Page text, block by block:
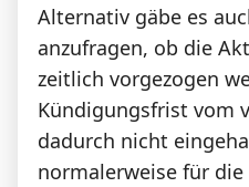
Alternativ gäbe es
anzufragen, ob die
zeitlich vorgezogen
Kündigungsfrist vom
dadurch nicht
normalerweise für